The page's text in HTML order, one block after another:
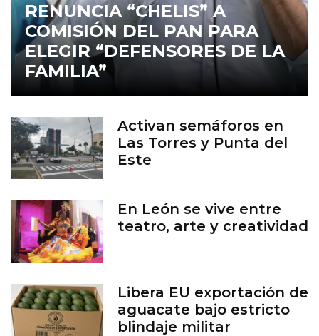
RENUNCIA “CHELIS” A
COMISIÓN DEL PAN PARA
ELEGIR “DEFENSORES DE LA
FAMILIA”
Activan semáforos en
Las Torres y Punta del
Este
En León se vive entre
teatro, arte y creatividad
Libera EU exportación de
aguacate bajo estricto
blindaje militar